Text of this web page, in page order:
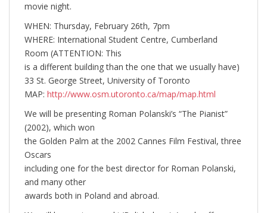
movie night.
WHEN: Thursday, February 26th, 7pm
WHERE: International Student Centre, Cumberland
Room (ATTENTION: This
is a different building than the one that we usually have)
33 St. George Street, University of Toronto
MAP: http://www.osm.utoronto.ca/map/map.html
We will be presenting Roman Polanski’s “The Pianist”
(2002), which won
the Golden Palm at the 2002 Cannes Film Festival, three
Oscars
including one for the best director for Roman Polanski,
and many other
awards both in Poland and abroad.